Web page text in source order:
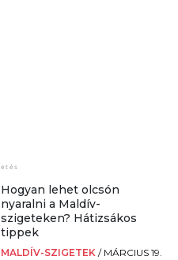
Hogyan lehet olcsón
nyaralni a Maldív-
szigeteken? Hátizsákos
tippek
MALDÍV-SZIGETEK / MÁRCIUS 19.